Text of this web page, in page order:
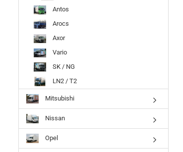
Antos
Arocs
Axor
Vario
SK / NG
LN2 / T2
Mitsubishi
Nissan
Opel